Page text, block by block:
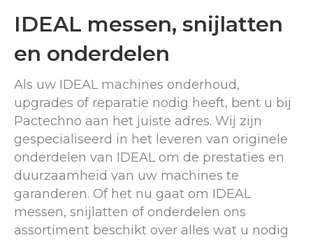
IDEAL messen, snijlatten
en onderdelen
Als uw IDEAL machines onderhoud,
upgrades of reparatie nodig heeft, bent u bij
Pactechno aan het juiste adres. Wij zijn
gespecialiseerd in het leveren van originele
onderdelen van IDEAL om de prestaties en
duurzaamheid van uw machines te
garanderen. Of het nu gaat om IDEAL
messen, snijlatten of onderdelen ons
assortiment beschikt over alles wat u nodig